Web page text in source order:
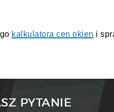
kalkulatora cen okien i
PYTANIE